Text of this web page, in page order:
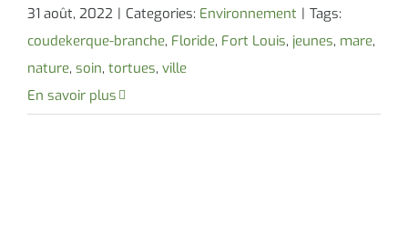
31 août, 2022 | Categories: Environnement | Tags:
coudekerque-branche, Floride, Fort Louis, jeunes, mare,
nature, soin, tortues, ville
En savoir plus